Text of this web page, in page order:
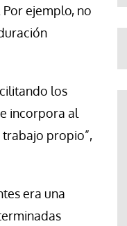
ejemplo, no
los
incorpora al
propio”,
era una